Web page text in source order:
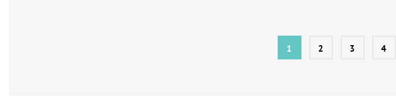
1 2 3 4